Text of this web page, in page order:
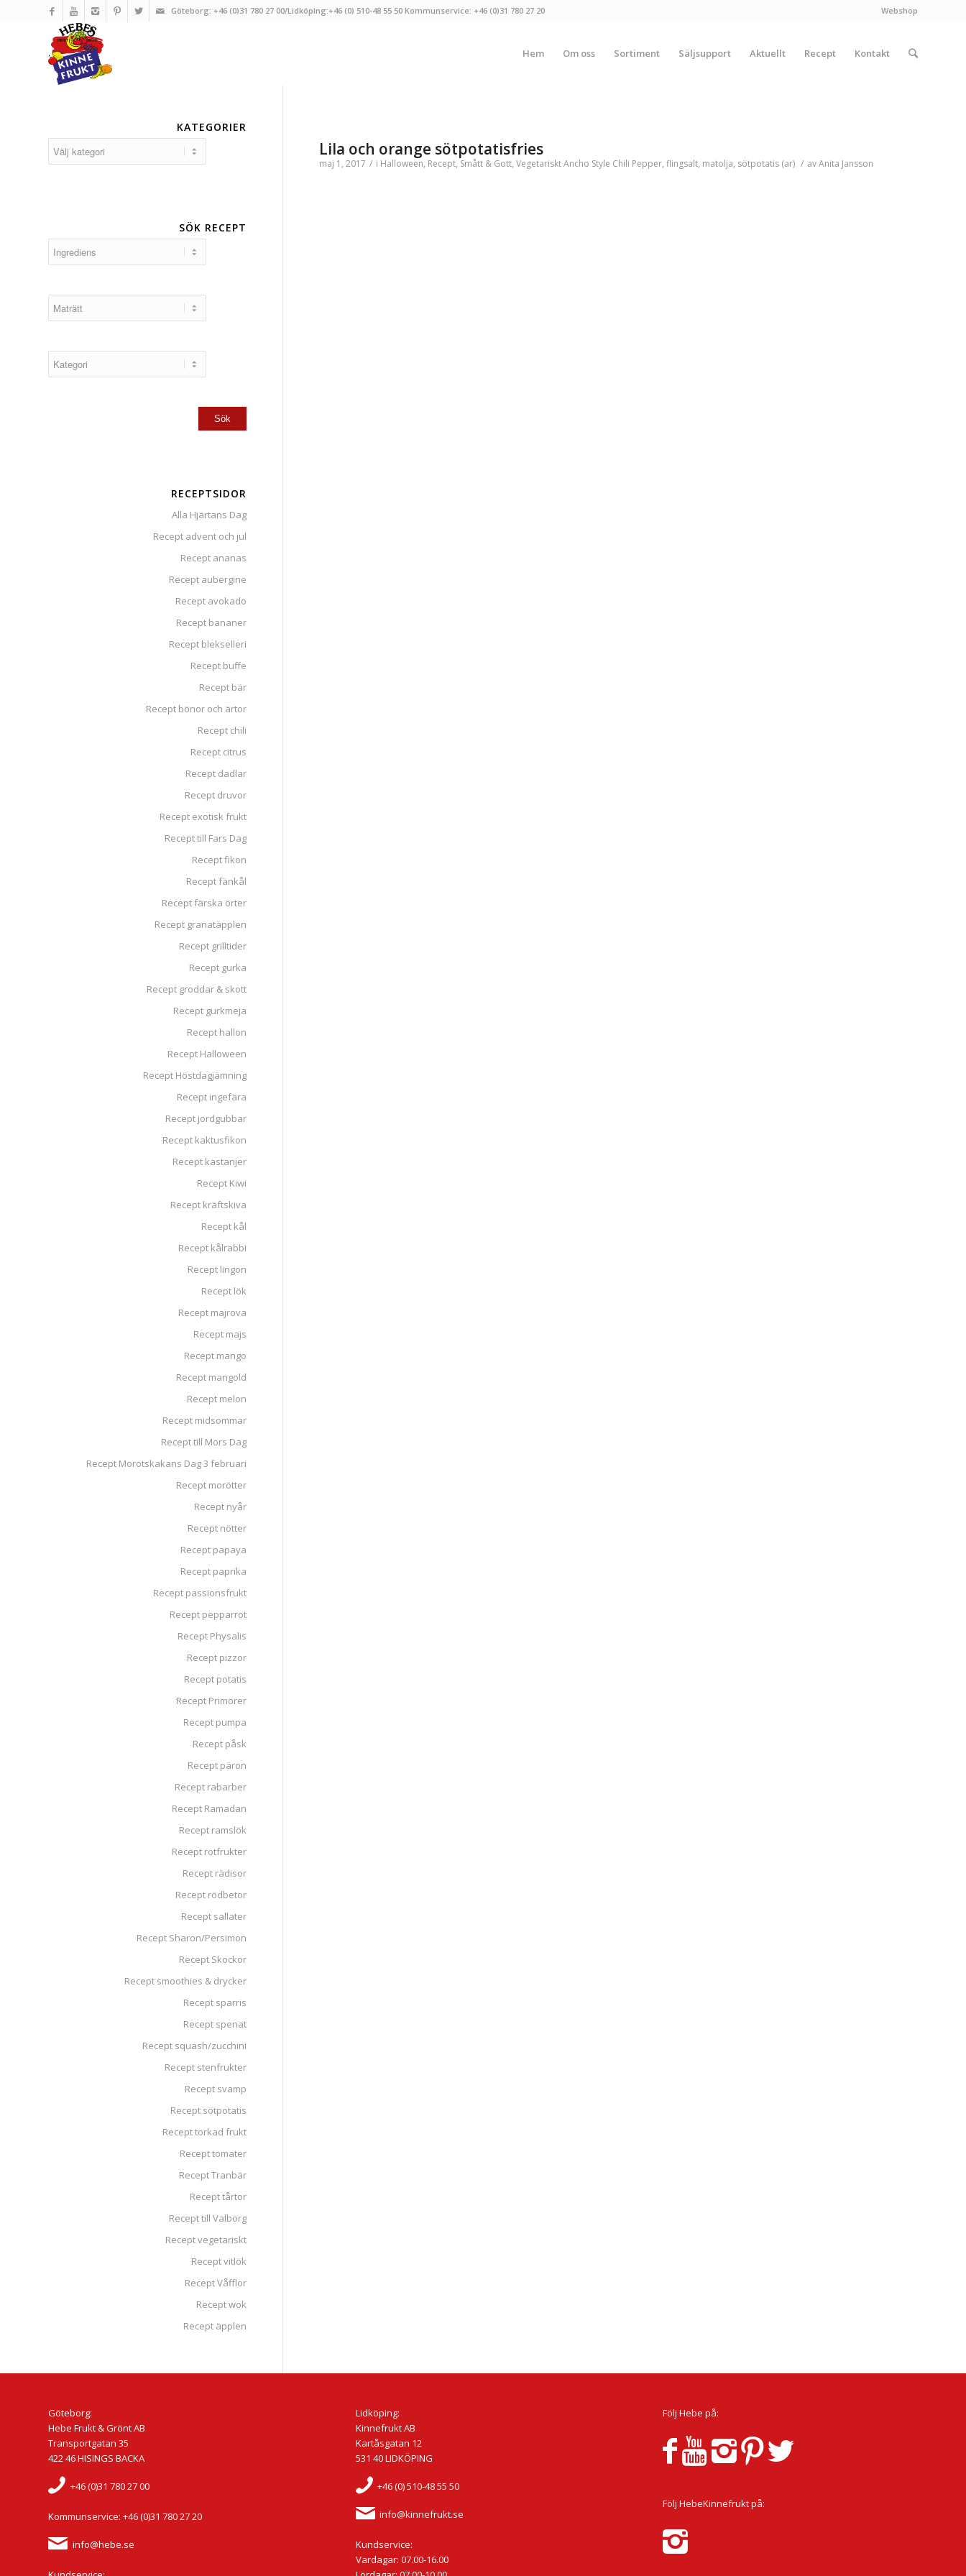
Webshop
Göteborg: +46 (0)31 780 27 00/Lidköping:+46 (0) 510-48 55 50 Kommunservice: +46 (0)31 780 27 20
Hem Om oss Sortiment Säljsupport Aktuellt Recept Kontakt
Lila och orange sötpotatisfries
maj 1, 2017 / i Halloween, Recept, Smått & Gott, VegetarisktAncho Style Chili Pepper, flingsalt, matolja, sötpotatis (ar) / avAnita Jansson
KATEGORIER
SÖK RECEPT
RECEPTSIDOR
Alla Hjärtans Dag
Recept advent och jul
Recept ananas
Recept aubergine
Recept avokado
Recept bananer
Recept blekselleri
Recept buffe
Recept bär
Recept bönor och ärtor
Recept chili
Recept citrus
Recept dadlar
Recept druvor
Recept exotisk frukt
Recept till Fars Dag
Recept fikon
Recept fänkål
Recept färska örter
Recept granatäpplen
Recept grilltider
Recept gurka
Recept groddar & skott
Recept gurkmeja
Recept hallon
Recept Halloween
Recept Höstdagjämning
Recept ingefära
Recept jordgubbar
Recept kaktusfikon
Recept kastanjer
Recept Kiwi
Recept kräftskiva
Recept kål
Recept kålrabbi
Recept lingon
Recept lök
Recept majrova
Recept majs
Recept mango
Recept mangold
Recept melon
Recept midsommar
Recept till Mors Dag
Recept Morotskakans Dag 3 februari
Recept morötter
Recept nyår
Recept nötter
Recept papaya
Recept paprika
Recept passionsfrukt
Recept pepparrot
Recept Physalis
Recept pizzor
Recept potatis
Recept Primörer
Recept pumpa
Recept påsk
Recept päron
Recept rabarber
Recept Ramadan
Recept ramslök
Recept rotfrukter
Recept rädisor
Recept rödbetor
Recept sallater
Recept Sharon/Persimon
Recept Skockor
Recept smoothies & drycker
Recept sparris
Recept spenat
Recept squash/zucchini
Recept stenfrukter
Recept svamp
Recept sötpotatis
Recept torkad frukt
Recept tomater
Recept Tranbär
Recept tårtor
Recept till Valborg
Recept vegetariskt
Recept vitlök
Recept Våfflor
Recept wok
Recept äpplen
Göteborg:
Hebe Frukt & Grönt AB
Transportgatan 35
422 46 HISINGS BACKA
+46 (0)31 780 27 00
Kommunservice: +46 (0)31 780 27 20
info@hebe.se
Lidköping:
Kinnefrukt AB
Kartåsgatan 12
531 40 LIDKÖPING
+46 (0) 510-48 55 50
info@kinnefrukt.se
Kundservice:
Vardagar: 07.00-16.00
Följ Hebe på:
Följ HebeKinnefrukt på: